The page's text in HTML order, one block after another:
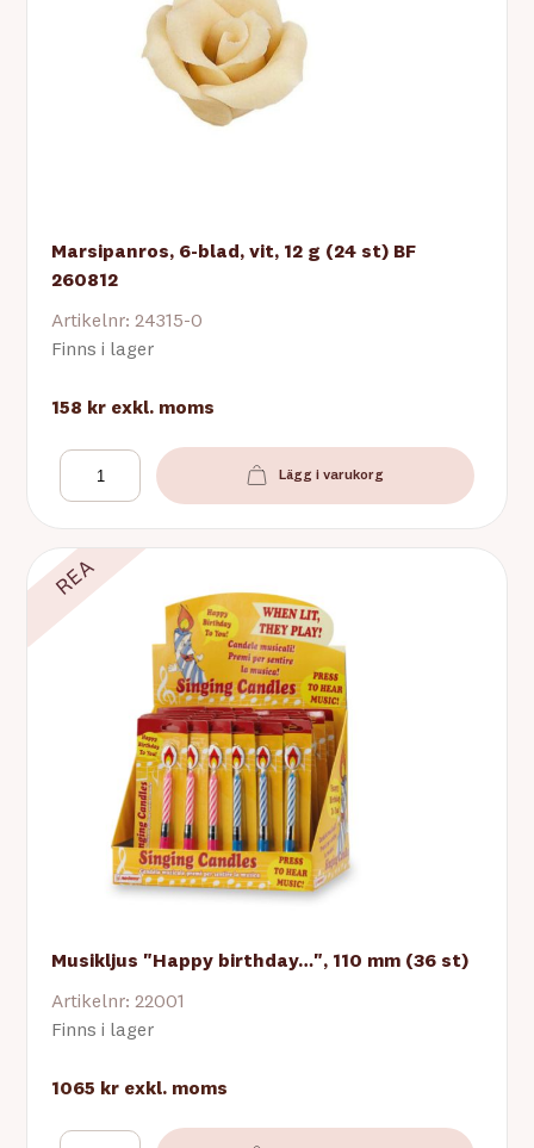
Marsipanros, 6-blad, vit, 12 g (24 st) BF
260812
Artikelnr: 24315-0
Finns i lager
158 kr exkl. moms
Lägg i varukorg
REA
Musikljus "Happy birthday…", 110 mm (36 st)
Artikelnr: 22001
Finns i lager
1065 kr exkl. moms